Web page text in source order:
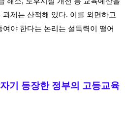
과제는 산적해 있다. 이를 외면하고
야 한다는 논리는 설득력이 떨어
기 등장한 정부의 고등교육